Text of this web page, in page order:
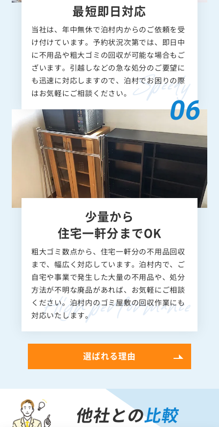
最短即日対応
当社は、年中無休で泊村内からのご依頼を受
け付けています。予約状況次第では、即日中
に不用品や粗大ゴミの回収が可能な場合もご
ざいます。引越しなどの急な処分のご要望に
も迅速に対応しますので、泊村でお困りの際
はお気軽にご相談ください。
少量から
住宅一軒分までOK
粗大ゴミ数点から、住宅一軒分の不用品回収
まで、幅広く対応しています。泊村内で、ご
自宅や事業で発生した大量の不用品や、処分
方法が不明な廃品があれば、お気軽にご相談
ください。泊村内のゴミ屋敷の回収作業にも
対応いたします。
選ばれる理由
他社との比較